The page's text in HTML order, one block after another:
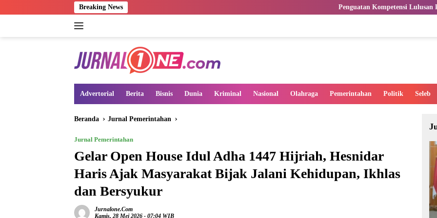
ke
Breaking News Penguatan Kompetensi Lulusan Perguruan
Advertorial Berita Bisnis Dunia Kriminal Nasional Olahraga Pemerintahan Politik Seleb
Beranda Jurnal Pemerintahan
Jurnal Pemerintahan
Gelar Open House Idul Adha 1447 Hijriah, Hesnidar
Haris Ajak Masyarakat Bijak Jalani Kehidupan, Ikhlas
dan Bersyukur
Jurnalone.com
Kamis, 28 Mei 2026 - 07:04 WIB